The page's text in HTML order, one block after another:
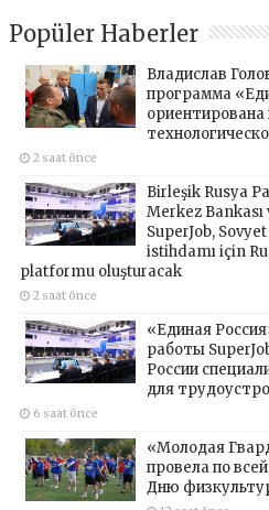
Popüler Haberler
Владислав
программа
ориентирована
2 saat önce
Birleşik Rusya
Merkez
SuperJob,
istihdamı için
platformu oluşturacak
2 saat önce
«Единая
работы
России
для
6 saat önce
«Молодая
провела по
Дню